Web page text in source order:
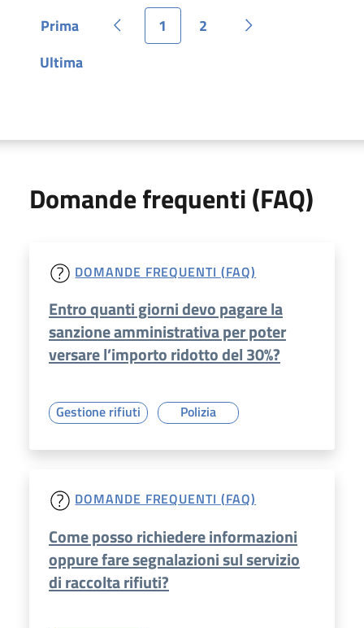
Pagina
Prima Pagina precedente
Pagina
1 Pagina
2
Pagina successiva
Pagina
Ultima
Domande frequenti (FAQ)
DOMANDE FREQUENTI (FAQ)
Entro quanti giorni devo pagare la
sanzione amministrativa per poter
versare l’importo ridotto del 30%?
Gestione rifiuti Polizia
DOMANDE FREQUENTI (FAQ)
Come posso richiedere informazioni
oppure fare segnalazioni sul servizio
di raccolta rifiuti?